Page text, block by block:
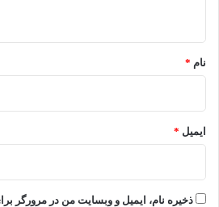
نام *
ایمیل *
ذخیره نام، ایمیل و وبسایت من در مرورگر